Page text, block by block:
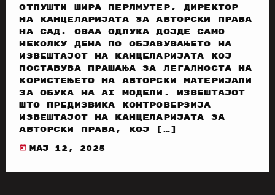
отпушти Шира Перлмутер, директор
на Канцеларијата за авторски права
на САД. Оваа одлука дојде само
неколку дена по објавувањето на
извештајот на Канцеларијата кој
поставува прашања за легалноста на
користењето на авторски материјали
за обука на AI модели. Извештајот
што предизвика контроверзија
Извештајот на Канцеларијата за
авторски права, кој […]
today мај 12, 2025